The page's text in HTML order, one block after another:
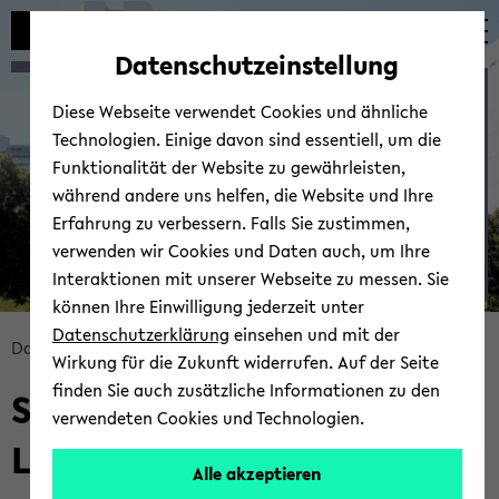
Automatische
vermeiden
skip
main
skip
main
skip
footer
skip
breadcrumb
navigation
to
Data Sci­ence Tea­ching
© Uni­ver­si­tät Bie­le­feld
Sum­mer 2022: Sta­tis­ti­cal
Lear­ning
Datenschutzeinstellung
Diese Webseite verwendet Cookies und ähnliche
Technologien. Einige davon sind essentiell, um die
Funktionalität der Website zu gewährleisten,
während andere uns helfen, die Website und Ihre
Erfahrung zu verbessern. Falls Sie zustimmen,
verwenden wir Cookies und Daten auch, um Ihre
Interaktionen mit unserer Webseite zu messen. Sie
können Ihre Einwilligung jederzeit unter
Datenschutzerklärung einsehen und mit der
Wirkung für die Zukunft widerrufen. Auf der Seite
finden Sie auch zusätzliche Informationen zu den
verwendeten Cookies und Technologien.
Alle akzeptieren